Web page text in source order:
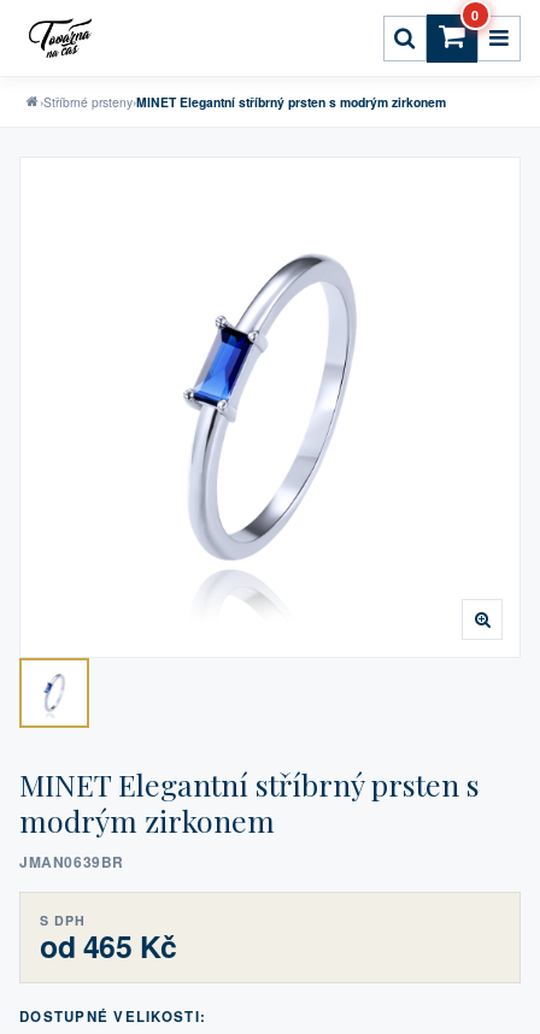
0
›Stříbrné prsteny›MINET Elegantní stříbrný prsten s modrým zirkonem
MINET Elegantní stříbrný prsten s
modrým zirkonem
JMAN0639BR
S DPH
od 465 Kč
DOSTUPNÉ VELIKOSTI: